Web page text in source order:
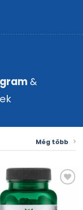
&
Még több
Kívánságlistához
adás